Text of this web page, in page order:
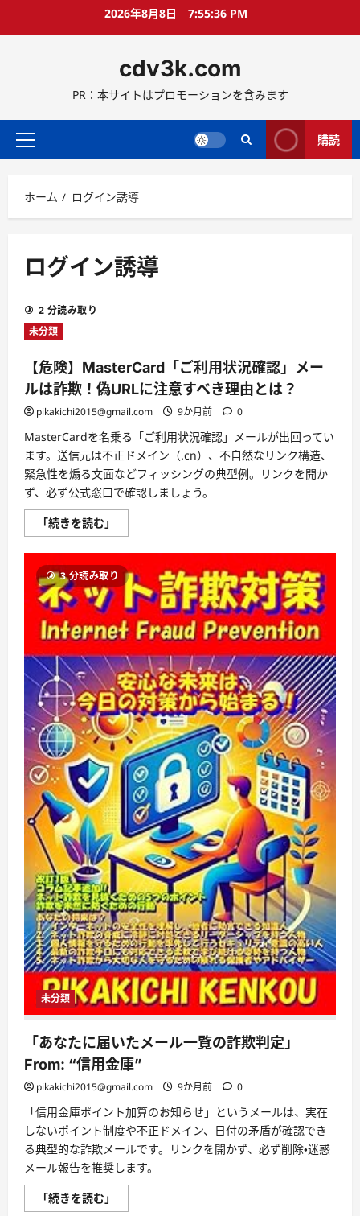
ス
ッ
2026年8月8日 7:55:36 PM
cdv3k.com
PR：本サイトはプロモーションを含みます
メ
メ
ニ
ー
購読
ホーム ログイン誘導
ログイン誘導
2 分読み取り
未分類
【危険】MasterCard「ご利用状況確認」メー
ルは詐欺！偽URLに注意すべき理由とは？
pikakichi2015@gmail.com 9か月前 0
MasterCardを名乗る「ご利用状況確認」メールが出回ってい
ます。送信元は不正ドメイン（.cn）、不自然なリンク構造、
緊急性を煽る文面などフィッシングの典型例。リンクを開か
ず、必ず公式窓口で確認しましょう。
「続きを読む」
険】
利
用
状
況
確
認」
メ
ー
ル
は
詐
欺！
偽
URL
に
注
意
す
べ
き
由
と
は？
に
つ
い
て
さ
ら
に
読
む
3 分読み取り
未分類
「あなたに届いたメール一覧の詐欺判定」
From: “信用金庫”
pikakichi2015@gmail.com 9か月前 0
「信用金庫ポイント加算のお知らせ」というメールは、実在
しないポイント制度や不正ドメイン、日付の矛盾が確認でき
る典型的な詐欺メールです。リンクを開かず、必ず削除・迷惑
メール報告を推奨します。
「続きを読む」
な